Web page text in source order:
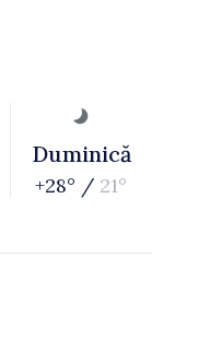
Duminică
+28° / 21°